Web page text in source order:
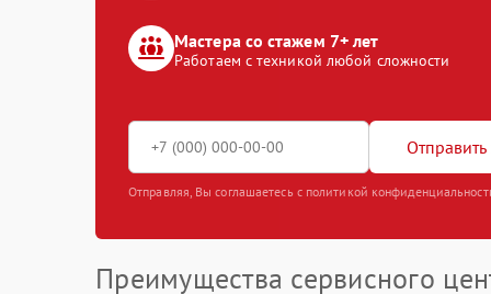
Мастера со стажем 7+ лет
Работаем с техникой любой сложности
Отправить
Отправляя, Вы соглашаетесь с политикой
Преимущества сервисного